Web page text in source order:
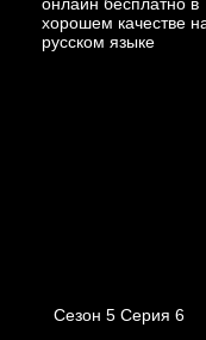
Сезон 5 Серия 6